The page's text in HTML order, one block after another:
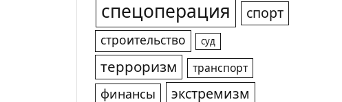
спецоперация спорт
строительство суд
терроризм транспорт
финансы экстремизм